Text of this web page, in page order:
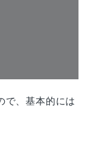
で、基本的には